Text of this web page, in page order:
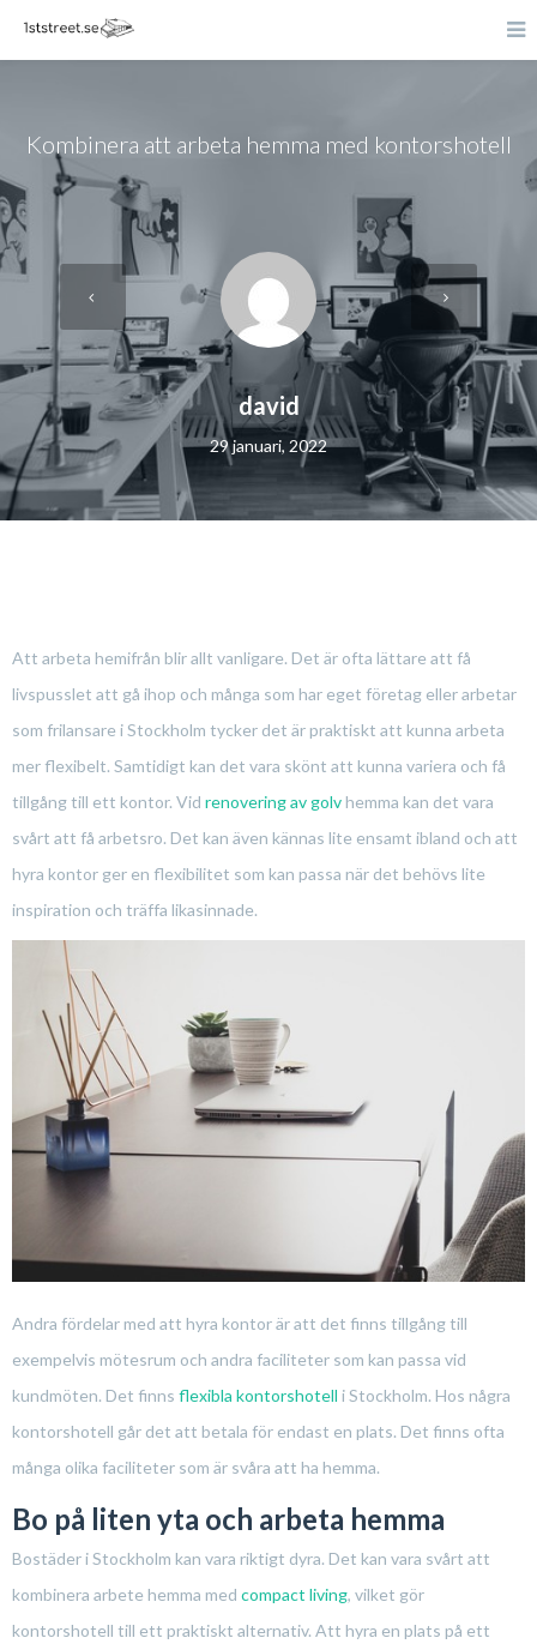
Kombinera att arbeta hemma med kontorshotell
david
29 januari, 2022
Att arbeta hemifrån blir allt vanligare. Det är ofta lättare att få
livspusslet att gå ihop och många som har eget företag eller arbetar
som frilansare i Stockholm tycker det är praktiskt att kunna arbeta
mer flexibelt. Samtidigt kan det vara skönt att kunna variera och få
tillgång till ett kontor. Vid renovering av golv hemma kan det vara
svårt att få arbetsro. Det kan även kännas lite ensamt ibland och att
hyra kontor ger en flexibilitet som kan passa när det behövs lite
inspiration och träffa likasinnade.
Andra fördelar med att hyra kontor är att det finns tillgång till
exempelvis mötesrum och andra faciliteter som kan passa vid
kundmöten. Det finns flexibla kontorshotell i Stockholm. Hos några
kontorshotell går det att betala för endast en plats. Det finns ofta
många olika faciliteter som är svåra att ha hemma.
Bo på liten yta och arbeta hemma
Bostäder i Stockholm kan vara riktigt dyra. Det kan vara svårt att
kombinera arbete hemma med compact living, vilket gör
kontorshotell till ett praktiskt alternativ. Att hyra en plats på ett